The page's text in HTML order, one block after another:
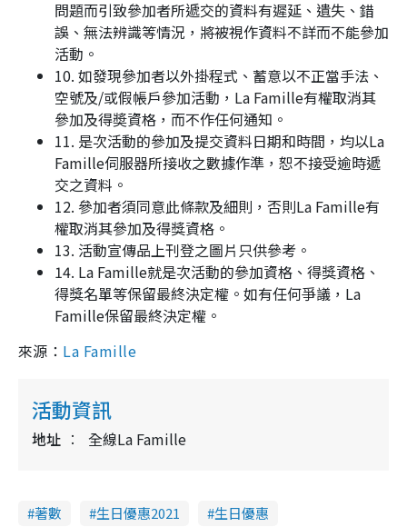
問題而引致參加者所遞交的資料有遲延、遺失、錯
誤、無法辨識等情況，將被視作資料不詳而不能參加
活動。
10. 如發現參加者以外掛程式、蓄意以不正當手法、
空號及/或假帳戶參加活動，La Famille有權取消其
參加及得奬資格，而不作任何通知。
11. 是次活動的參加及提交資料日期和時間，均以La
Famille伺服器所接收之數據作準，恕不接受逾時遞
交之資料。
12. 參加者須同意此條款及細則，否則La Famille有
權取消其參加及得獎資格。
13. 活動宣傳品上刊登之圖片只供參考。
14. La Famille就是次活動的參加資格、得獎資格、
得獎名單等保留最終決定權。如有任何爭議，La
Famille保留最終決定權。
來源： La Famille
活動資訊
地址 全線La Famille
著數 生日優惠2021
生日優惠